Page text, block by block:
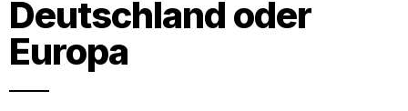
Deutschland oder
Europa